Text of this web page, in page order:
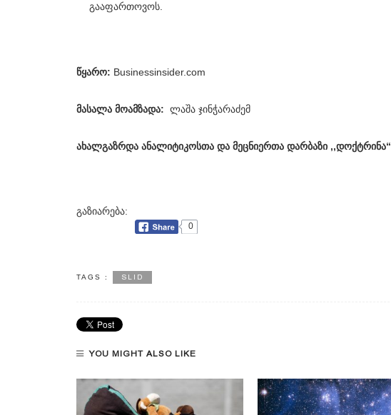
გააფართოვოს.
წყარო: Businessinsider.com
მასალა მოამზადა: ლაშა ჯინჭარაძემ
ახალგაზრდა ანალიტიკოსთა და მეცნიერთა დარბაზი ,,დოქტრინა“
გაზიარება:
0
TAGS : SLID
YOU MIGHT ALSO LIKE